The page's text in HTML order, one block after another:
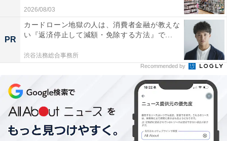
2026/08/03
PR
カードローン地獄の人は、消費者金融が教えな
い『返済停止して減額・免除する方法』で...
渋谷法務総合事務所
Recommended by